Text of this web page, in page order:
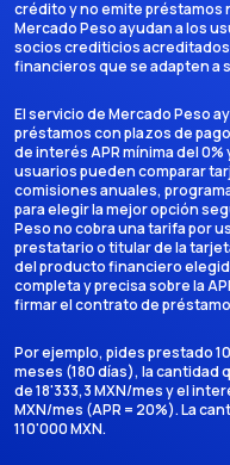
crédito y no emite préstamos
Mercado Peso ayudan a los
socios crediticios
financieros que se adapten a
El servicio de Mercado Peso
préstamos con plazos de
de interés APR mínima del 0%
usuarios pueden comparar
comisiones anuales,
para elegir la mejor opción
Peso no cobra una tarifa por
prestatario o titular de la
del producto financiero
completa y precisa sobre la
firmar el contrato de
Por ejemplo, pides prestado
meses (180 días), la cantidad
de 18'333,3 MXN/mes y el
MXN/mes (APR = 20%). La
110'000 MXN.